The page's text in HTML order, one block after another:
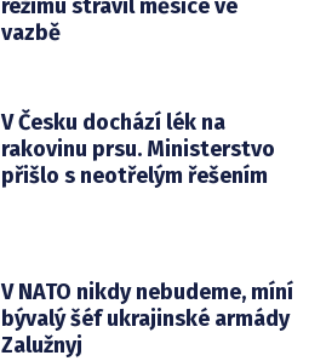
režimu strávil měsíce ve
vazbě
V Česku dochází lék na
rakovinu prsu. Ministerstvo
přišlo s neotřelým řešením
V NATO nikdy nebudeme, míní
bývalý šéf ukrajinské armády
Zalužnyj